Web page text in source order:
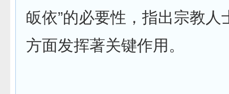
皈依”的必要性，指出宗教人
方面发挥著关键作用。